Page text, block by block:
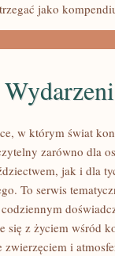
jako
w którym świat
zarówno dla
jak i dla
To serwis
się z życiem wśród
zwierzęciem i